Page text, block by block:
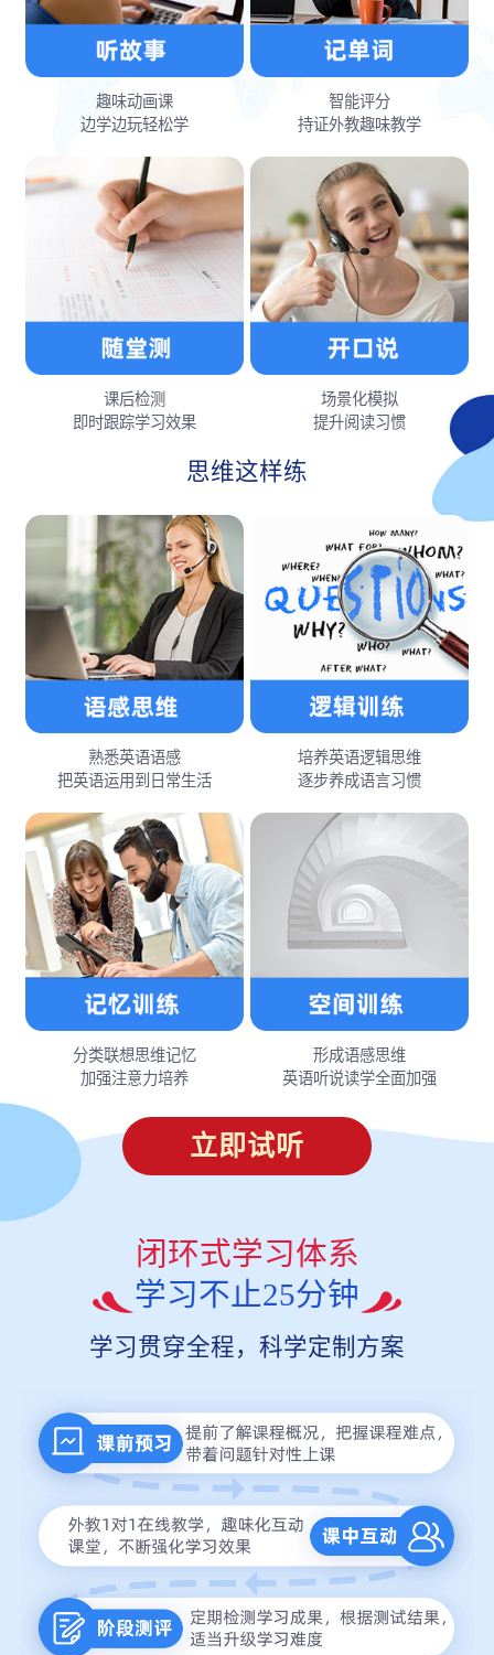
趣味动画课
边学边玩轻松学
智能评分
持证外教趣味教学
课后检测
即时跟踪学习效果
场景化模拟
提升阅读习惯
思维这样练
熟悉英语语感
把英语运用到日常生活
培养英语逻辑思维
逐步养成语言习惯
分类联想思维记忆
加强注意力培养
形成语感思维
英语听说读学全面加强
立即试听
闭环式学习体系
学习不止25分钟
学习贯穿全程，科学定制方案